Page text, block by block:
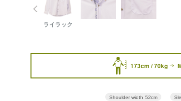
ライラック
173cm / 70kg
Shoulder width 52cm